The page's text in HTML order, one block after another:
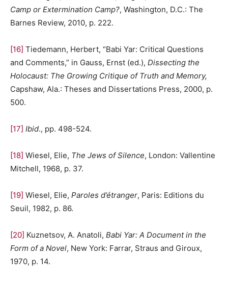
Camp or Extermination Camp?, Washington, D.C.: The
Barnes Review, 2010, p. 222.
[16] Tiedemann, Herbert, “Babi Yar: Critical Questions
and Comments,” in Gauss, Ernst (ed.), Dissecting the
Holocaust: The Growing Critique of Truth and Memory,
Capshaw, Ala.: Theses and Dissertations Press, 2000, p.
500.
[17] Ibid., pp. 498-524.
[18] Wiesel, Elie, The Jews of Silence, London: Vallentine
Mitchell, 1968, p. 37.
[19] Wiesel, Elie, Paroles d’étranger, Paris: Editions du
Seuil, 1982, p. 86.
[20] Kuznetsov, A. Anatoli, Babi Yar: A Document in the
Form of a Novel, New York: Farrar, Straus and Giroux,
1970, p. 14.